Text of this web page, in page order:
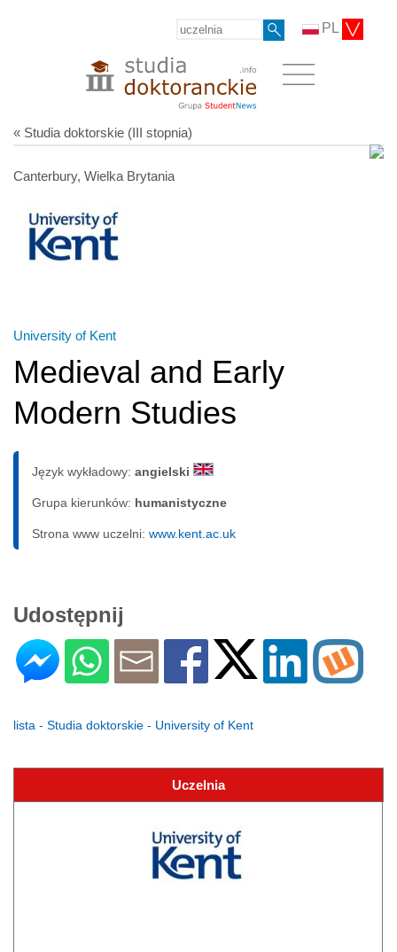
PL
« Studia doktorskie (III stopnia)
Canterbury, Wielka Brytania
University of Kent
Medieval and Early
Modern Studies
Język wykładowy: angielski
Grupa kierunków: humanistyczne
Strona www uczelni: www.kent.ac.uk
Udostępnij
lista - Studia doktorskie - University of Kent
Uczelnia